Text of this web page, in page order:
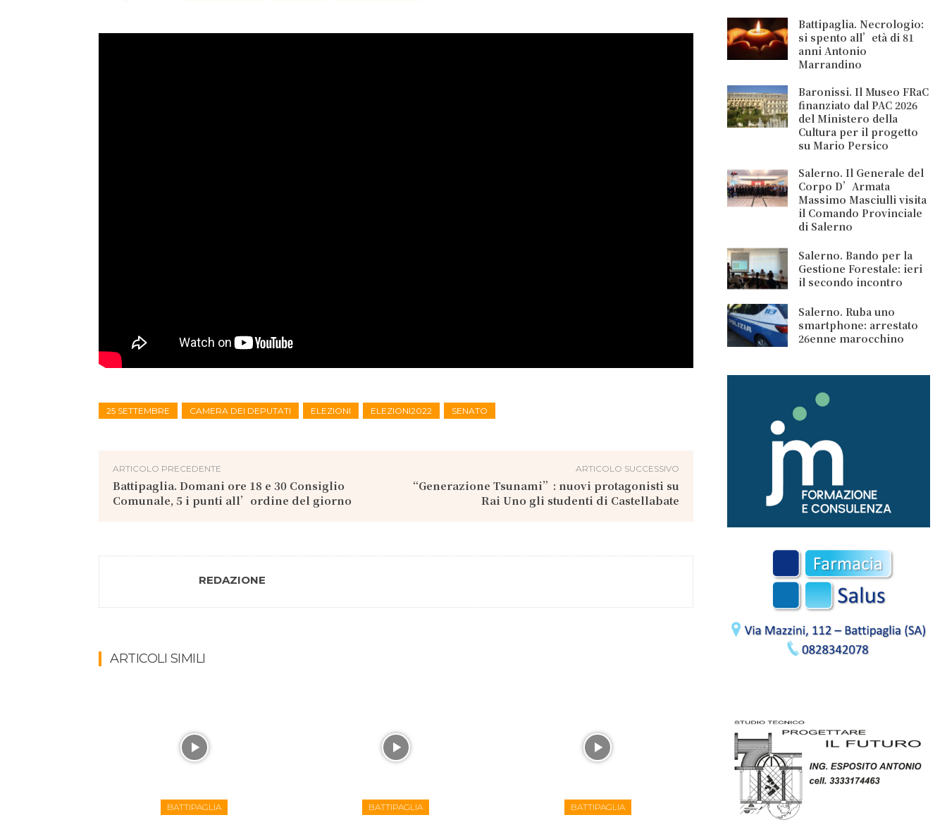
25 SETTEMBRE CAMERA DEI DEPUTATI ELEZIONI ELEZIONI2022 SENATO
ARTICOLO PRECEDENTE
Battipaglia. Domani ore 18 e 30 Consiglio
Comunale, 5 i punti all’ordine del giorno
ARTICOLO SUCCESSIVO
“Generazione Tsunami”: nuovi protagonisti su
Rai Uno gli studenti di Castellabate
REDAZIONE
ARTICOLI SIMILI
BATTIPAGLIA BATTIPAGLIA BATTIPAGLIA
Battipaglia. Necrologio:
si spento all’età di 81
anni Antonio
Marrandino
Baronissi. Il Museo FRaC
finanziato dal PAC 2026
del Ministero della
Cultura per il progetto
su Mario Persico
Salerno. Il Generale del
Corpo D’Armata
Massimo Masciulli visita
il Comando Provinciale
di Salerno
Salerno. Bando per la
Gestione Forestale: ieri
il secondo incontro
Salerno. Ruba uno
smartphone: arrestato
26enne marocchino